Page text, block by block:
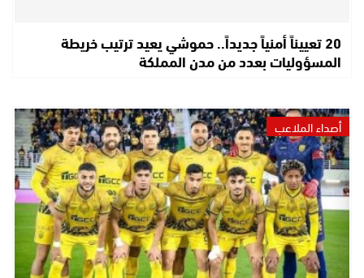
20 تعييناً أمنياً جديداً.. حموشي يعيد ترتيب خريطة
المسؤوليات بعدد من مدن المملكة
أصداء الملاعب